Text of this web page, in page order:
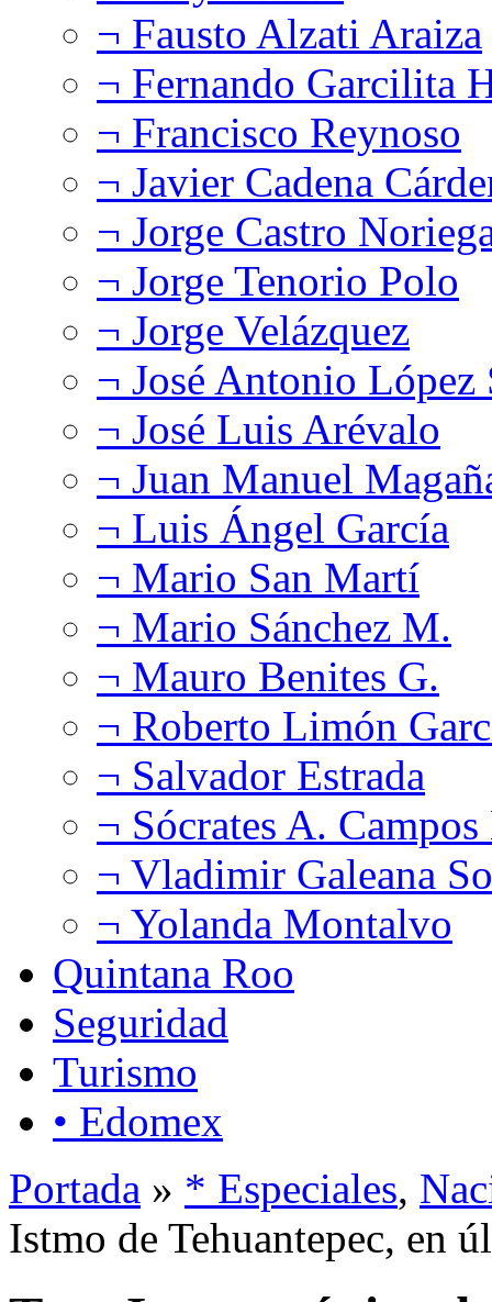
¬ Fausto Alzati Araiza
¬ Fernando Garcilita
¬ Francisco Reynoso
¬ Javier Cadena
¬ Jorge Castro
¬ Jorge Tenorio Polo
¬ Jorge Velázquez
¬ José Antonio López
¬ José Luis Arévalo
¬ Juan Manuel
¬ Luis Ángel García
¬ Mario San Martí
¬ Mario Sánchez M.
¬ Mauro Benites G.
¬ Roberto Limón
¬ Salvador Estrada
¬ Sócrates A.
¬ Vladimir Galeana
¬ Yolanda Montalvo
Quintana Roo
Seguridad
Turismo
• Edomex
Portada » * Especiales,
Istmo de Tehuantepec, en